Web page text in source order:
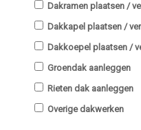
Dakramen plaatsen /
Dakkapel plaatsen /
Dakkoepel plaatsen /
Groendak aanleggen
Rieten dak aanleggen
Overige dakwerken